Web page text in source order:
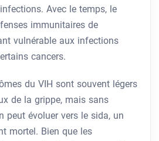
Avec le temps, le
immunitaires de
vulnérable aux infections
cancers.
du VIH sont souvent légers
de la grippe, mais sans
peut évoluer vers le sida, un
mortel. Bien que les